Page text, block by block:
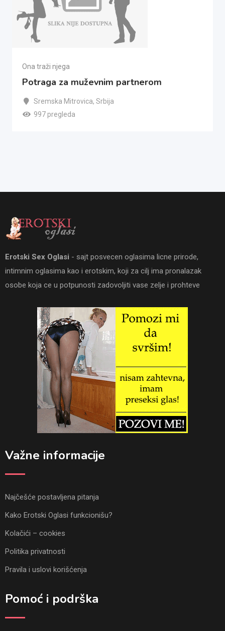
Ona traži njega
Potraga za muževnim partnerom
Sremska Mitrovica, Srbija
997 pregleda
Erotski Sex Oglasi - sajt posvecen oglasima licne prirode,
intimnim oglasima kao i erotskim, koji za cilj ima pronalazak
osobe koja ce u potpunosti zadovoljiti vase zelje i prohteve
Važne informacije
Najčešće postavljena pitanja
Kako Erotski Oglasi funkcionišu?
Kolačići – cookies
Politika privatnosti
Pravila i uslovi korišćenja
Pomoć i podrška